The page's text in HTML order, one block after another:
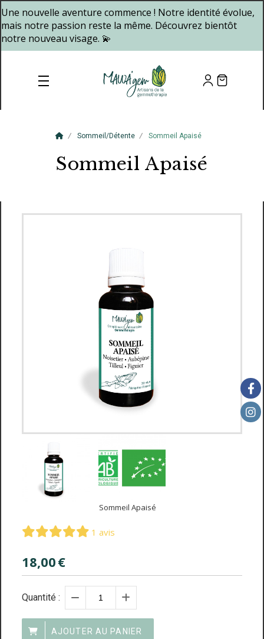
Une nouvelle aventure commence ! Notre identité évolue,
mais notre passion reste la même. Découvrez bientôt
notre nouveau visage. 💫
Sommeil/détente Sommeil Apaisé
Sommeil Apaisé
Sommeil Apaisé
1 avis
18,00€
Quantité :
AJOUTER AU PANIER
Panneau de gestion des cookies